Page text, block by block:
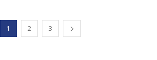
1 2 3